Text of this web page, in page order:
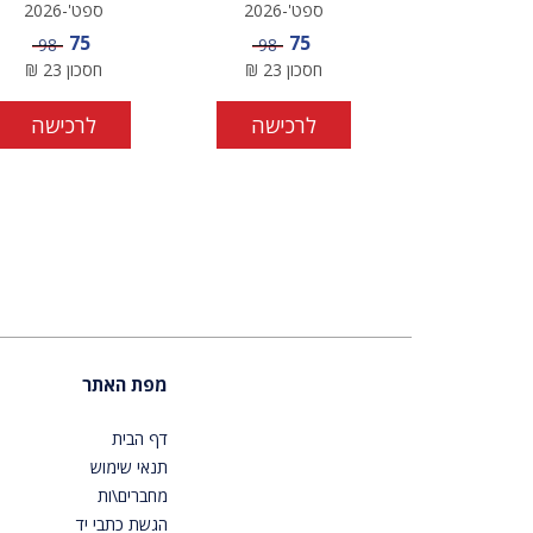
ספט'-2026
מחיר מבצע
75 מחיר
98
חסכון 23
₪
לרכישה
ספט'-2026
מחיר מבצע
75 מחיר
98
חסכון 23
₪
לרכישה
מפת האתר
דף הבית
תנאי שימוש
מחברים\ות
הגשת כתבי יד